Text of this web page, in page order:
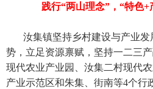
践行“两山理念”，“特色
汝集镇坚持乡村建设与产业发
势，立足资源禀赋，坚持一二三
现代农业产业园、汝集二村现代
产业示范区和朱集、街南等4个行